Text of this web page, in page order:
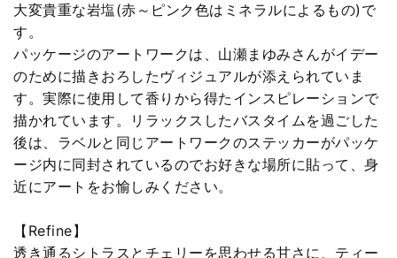
大変貴重な岩塩(赤～ピンク色はミネラルによるもの)で
す。
パッケージのアートワークは、山瀬まゆみさんがイデー
のために描きおろしたヴィジュアルが添えられていま
す。実際に使用して香りから得たインスピレーションで
描かれています。リラックスしたバスタイムを過ごした
後は、ラベルと同じアートワークのステッカーがパッケ
ージ内に同封されているのでお好きな場所に貼って、身
近にアートをお愉しみください。
【Refine】
透き通るシトラスとチェリーを思わせる甘さに、ティー